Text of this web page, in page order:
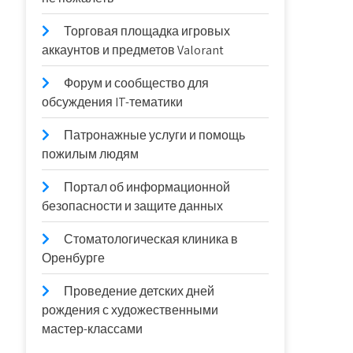
Торговая площадка игровых
аккаунтов и предметов Valorant
Форум и сообщество для
обсуждения IT-тематики
Патронажные услуги и помощь
пожилым людям
Портал об информационной
безопасности и защите данных
Стоматологическая клиника в
Оренбурге
Проведение детских дней
рождения с художественными
мастер-классами